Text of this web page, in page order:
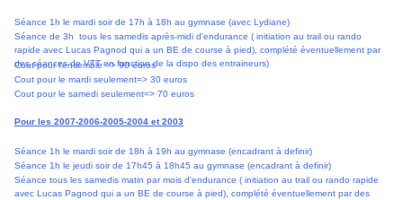
Séance 1h le mardi soir de 17h à 18h au gymnase (avec Lydiane)
Séance de 3h tous les samedis après-midi d'endurance ( initiation au trail ou rando
rapide avec Lucas Pagnod qui a un BE de course à pied), complété éventuellement par
des séances de VTT en fonction de la dispo des entraineurs)
Cout pour l'ensemble => 90 euros
Cout pour le mardi seulement=> 30 euros
Cout pour le samedi seulement=> 70 euros
Pour les 2007-2006-2005-2004 et 2003
Séance 1h le mardi soir de 18h à 19h au gymnase (encadrant à definir)
Séance 1h le jeudi soir de 17h45 à 18h45 au gymnase (encadrant à definir)
Séance tous les samedis matin par mois d'endurance ( initiation au trail ou rando rapide
avec Lucas Pagnod qui a un BE de course à pied), complété éventuellement par des